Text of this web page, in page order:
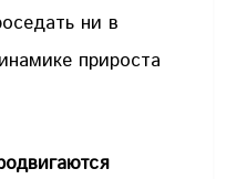
ни в
прироста